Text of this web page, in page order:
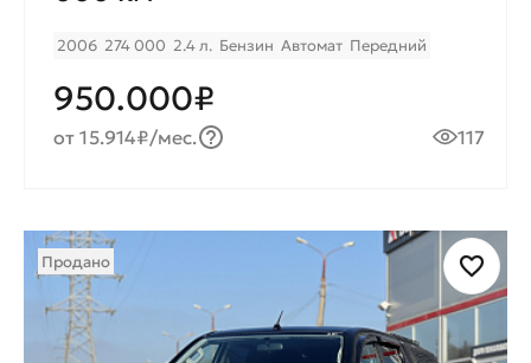
2006 274 000 2.4 л. Бензин Автомат Передний
950.000₽
от 15.914₽/мес. 117
Продано